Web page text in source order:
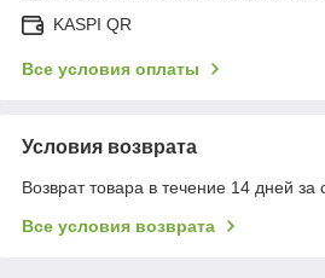
KASPI QR
Все условия оплаты
Условия возврата
Возврат товара в течение 14 дней за
Все условия возврата